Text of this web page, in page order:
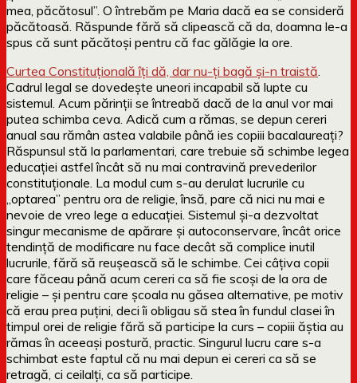
mea, păcătosul”. O întrebăm pe Maria dacă ea se consideră
păcătoasă. Răspunde fără să clipească că da, doamna le-a
spus că sunt păcătoși pentru că fac gălăgie la ore.
Curtea Constituțională îți dă, dar nu-ți bagă și-n traistă
Cadrul legal se dovedește uneori incapabil să lupte cu
sistemul. Acum părinții se întreabă dacă de la anul vor mai
putea schimba ceva. Adică cum a rămas, se depun cereri
anual sau rămân astea valabile până ies copiii bacalaureați?
Răspunsul stă la parlamentari, care trebuie să schimbe legea
educației astfel încât să nu mai contravină prevederilor
constituționale. La modul cum s-au derulat lucrurile cu
„optarea” pentru ora de religie, însă, pare că nici nu mai e
nevoie de vreo lege a educației. Sistemul și-a dezvoltat
singur mecanisme de apărare și autoconservare, încât orice
tendință de modificare nu face decât să complice inutil
lucrurile, fără să reușească să le schimbe. Cei câțiva copii
care făceau până acum cereri ca să fie scoși de la ora de
religie – și pentru care școala nu găsea alternative, pe motiv
că erau prea puțini, deci îi obligau să stea în fundul clasei în
timpul orei de religie fără să participe la curs – copiii ăștia au
rămas în aceeași postură, practic. Singurul lucru care s-a
schimbat este faptul că nu mai depun ei cereri ca să se
retragă, ci ceilalți, ca să participe.